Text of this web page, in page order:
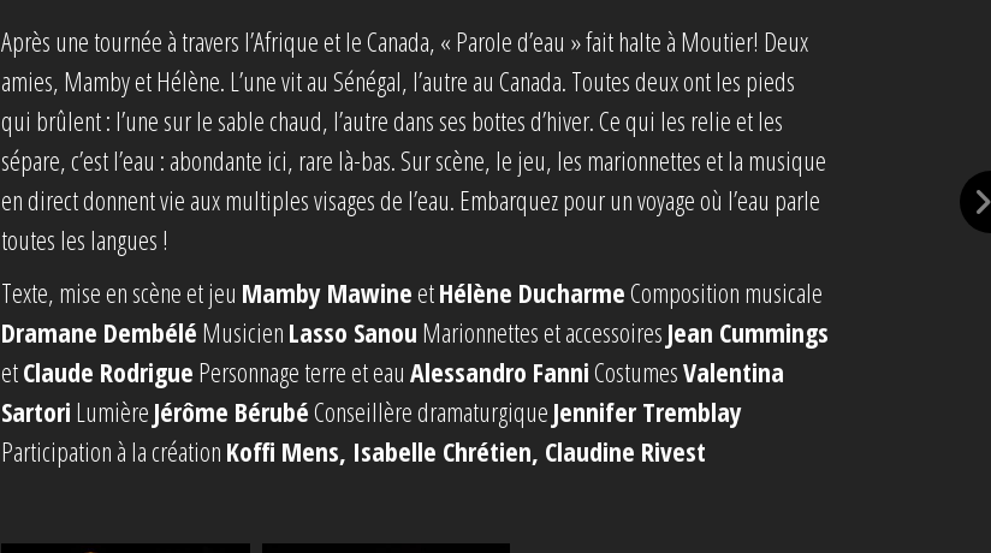
Après une tournée à travers l’Afrique et le Canada, « Parole d’eau » fait halte à Moutier! Deux
amies, Mamby et Hélène. L’une vit au Sénégal, l’autre au Canada. Toutes deux ont les pieds
qui brûlent : l’une sur le sable chaud, l’autre dans ses bottes d’hiver. Ce qui les relie et les
sépare, c’est l’eau : abondante ici, rare là-bas. Sur scène, le jeu, les marionnettes et la musique
en direct donnent vie aux multiples visages de l’eau. Embarquez pour un voyage où l’eau parle
toutes les langues !
Texte, mise en scène et jeu Mamby Mawine etHélène Ducharme Composition musicale
Dramane Dembélé Musicien Lasso Sanou Marionnettes et accessoires Jean Cummings
etClaude Rodrigue Personnage terre et eauAlessandro Fanni CostumesValentina
Sartori Lumière Jérôme Bérubé Conseillère dramaturgique Jennifer Tremblay
Participation à la création Koffi Mens, Isabelle Chrétien, Claudine Rivest